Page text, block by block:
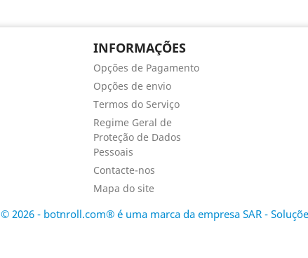
INFORMAÇÕES
Opções de Pagamento
Opções de envio
Termos do Serviço
Regime Geral de
Proteção de Dados
Pessoais
Contacte-nos
Mapa do site
© 2026 - botnroll.com® é uma marca da empresa SAR -